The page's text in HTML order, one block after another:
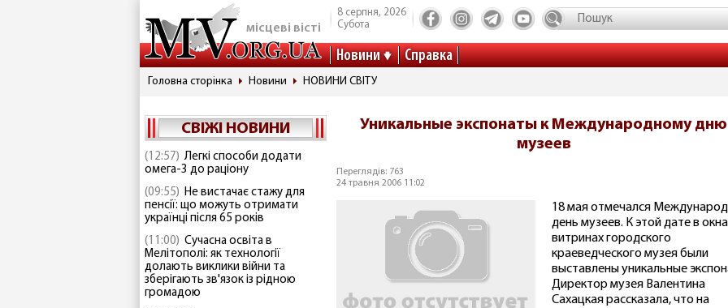
місцеві вісті
8 серпня, 2026
Субота
Новини Справка
Головна сторінка Новини НОВИНИ СВІТУ
СВІЖІ НОВИНИ
(12:57) Легкі способи додати
омега-3 до раціону
(09:55) Не вистачає стажу для
пенсії: що можуть отримати
українці після 65 років
(11:00) Сучасна освіта в
Мелітополі: як технології
долають виклики війни та
зберігають зв'язок із рідною
громадою
Уникальные экспонаты к Международному дню
музеев
Переглядів: 763
24 травня 2006 11:02
18 мая отмечался
день музеев. К этой дате в
витринах городского
краеведческого музея были
выставлены уникальные
Директор музея Валентина
Сахацкая рассказала, что на